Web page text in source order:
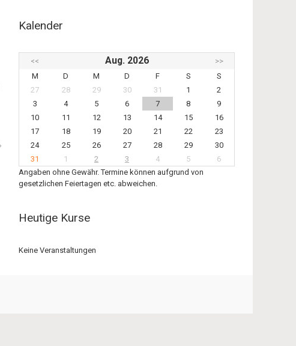
Kalender
<< Aug. 2026
>>
M
D M D F S
S
27
28 29 30 31 1
2
3
4 5 6 7 8
9
10
11 12 13 14 15
16
17
18 19 20 21 22
23
24
25 26 27 28 29
30
31
1 2 3 4 5
6
Angaben ohne Gewähr. Termine können aufgrund von
gesetzlichen Feiertagen etc. abweichen.
Heutige Kurse
Keine Veranstaltungen